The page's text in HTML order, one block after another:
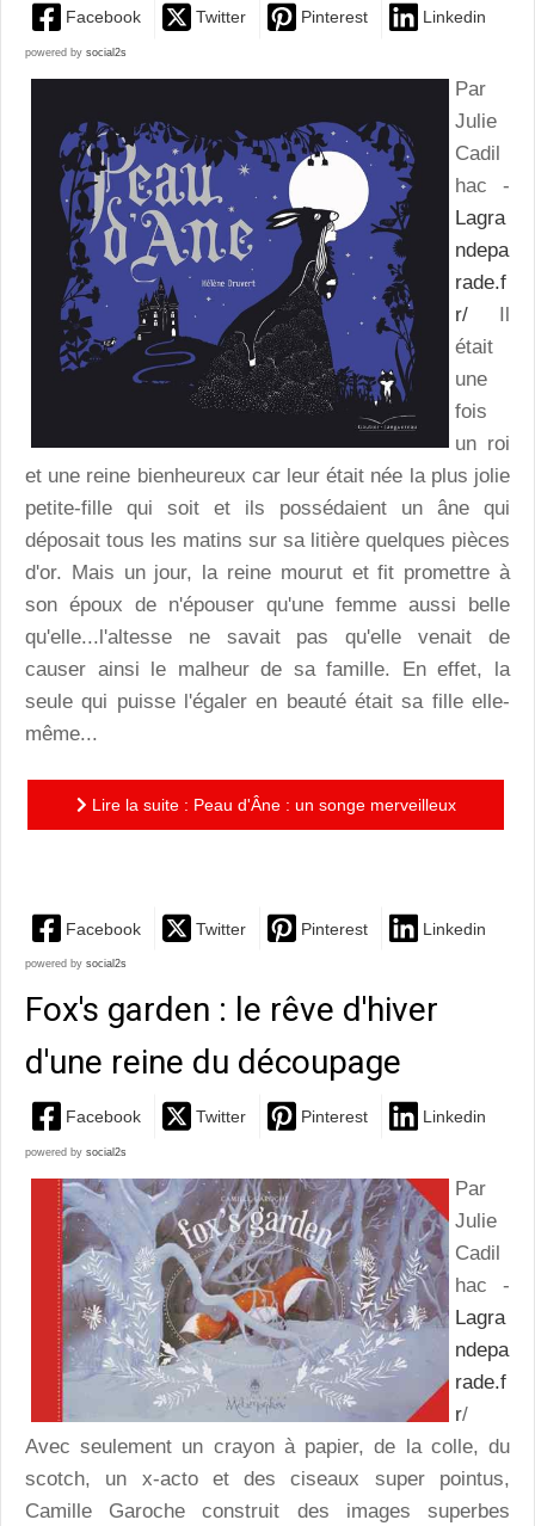
Facebook Twitter Pinterest Linkedin
powered by social2s
Par
Julie
Cadil
hac -
Lagra
ndepa
rade.f
r/ Il
était
une
fois
un roi
et une reine bienheureux car leur était née la plus jolie
petite-fille qui soit et ils possédaient un âne qui
déposait tous les matins sur sa litière quelques pièces
d'or. Mais un jour, la reine mourut et fit promettre à
son époux de n'épouser qu'une femme aussi belle
qu'elle...l'altesse ne savait pas qu'elle venait de
causer ainsi le malheur de sa famille. En effet, la
seule qui puisse l'égaler en beauté était sa fille elle-
même...
Lire la suite : Peau d'Âne : un songe merveilleux
Facebook Twitter Pinterest Linkedin
powered by social2s
Fox's garden : le rêve d'hiver
d'une reine du découpage
Facebook Twitter Pinterest Linkedin
powered by social2s
Par
Julie
Cadil
hac -
Lagra
ndepa
rade.f
r/
Avec seulement un crayon à papier, de la colle, du
scotch, un x-acto et des ciseaux super pointus,
Camille Garoche construit des images superbes